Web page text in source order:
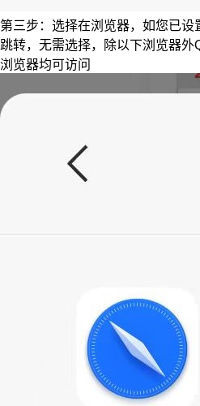
第三步：选择在浏览器，如您已
跳转，无需选择，除以下浏览器
浏览器均可访问